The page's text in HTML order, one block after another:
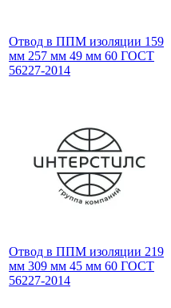
Отвод в ППМ изоляции 159
мм 257 мм 49 мм 60 ГОСТ
56227-2014
Отвод в ППМ изоляции 219
мм 309 мм 45 мм 60 ГОСТ
56227-2014